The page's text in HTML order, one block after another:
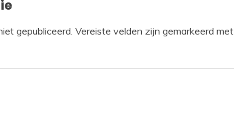
gepubliceerd. Vereiste velden zijn gemarkeerd met